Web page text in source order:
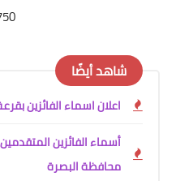
شاهد أيضًا
اعلان اسماء الفائزين بقرعة الحج
محافظة البصرة